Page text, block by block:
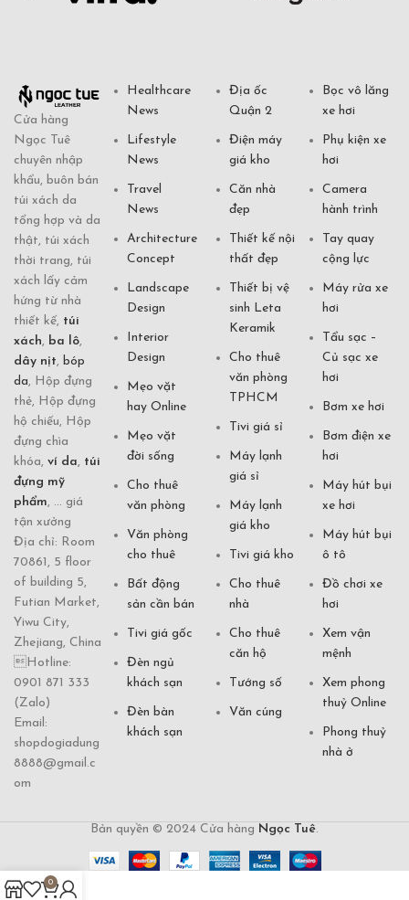
Cửa hàng
Ngọc Tuê
chuyên nhập
khẩu, buôn bán
túi xách da
tổng hợp và da
thật, túi xách
thời trang, túi
xách lấy cảm
hứng từ nhà
thiết kế, túi
xách, ba lô,
dây nịt, bóp
da, Hộp đựng
thẻ, Hộp đựng
hộ chiếu, Hộp
đựng chìa
khóa, ví da, túi
đựng mỹ
phẩm, ... giá
tận xưởng
Địa chỉ: Room
70861, 5 floor
of building 5,
Futian Market,
Yiwu City,
Zhejiang, China
Hotline:
0901 871 333
(Zalo)
Email:
shopdogiadung
8888@gmail.c
om
Healthcare
News
Lifestyle
News
Travel
News
Architecture
Concept
Landscape
Design
Interior
Design
Mẹo vặt
hay Online
Mẹo vặt
đời sống
Cho thuê
văn phòng
Văn phòng
cho thuê
Bất động
sản cần bán
Tivi giá gốc
Đèn ngủ
khách sạn
Đèn bàn
khách sạn
Địa ốc
Quận 2
Điện máy
giá kho
Căn nhà
đẹp
Thiết kế nội
thất đẹp
Thiết bị vệ
sinh Leta
Keramik
Cho thuê
văn phòng
TPHCM
Tivi giá sỉ
Máy lạnh
giá sỉ
Máy lạnh
giá kho
Tivi giá kho
Cho thuê
nhà
Cho thuê
căn hộ
Tướng số
Văn cúng
Bọc vô lăng
xe hơi
Phụ kiện xe
hơi
Camera
hành trình
Tay quay
cộng lực
Máy rửa xe
hơi
Tẩu sạc –
Củ sạc xe
hơi
Bơm xe hơi
Bơm điện xe
hơi
Máy hút bụi
xe hơi
Máy hút bụi
ô tô
Đồ chơi xe
hơi
Xem vận
mệnh
Xem phong
thuỷ Online
Phong thuỷ
nhà ở
Bản quyền © 2024 Cửa hàng Ngọc Tuê.
0